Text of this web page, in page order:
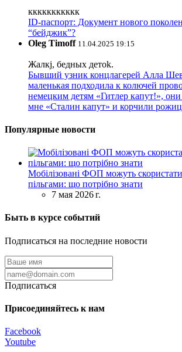
ккккккккккк
ID-паспорт: Документ нового
“бейджик”?
Oleg Timoff 11.04.2025 19:15
Жалкj, бедных детok.
Бывший узник концлагерей Алла
маленькая подходила к колючей
немецким детям «Гитлер капут!», они
мне «Сталин капут» и корчили
Популярные новости
Мобілізовані ФОП можуть
пільгами: що потрібно знати
7 мая 2026 г.
Быть в курсе событий
Подписаться на последние новости
Подписаться
Присоединяйтесь к нам
Facebook
Youtube